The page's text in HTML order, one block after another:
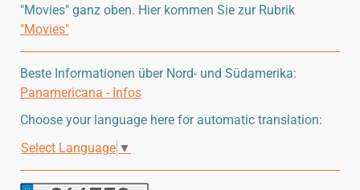
"Movies" ganz oben. Hier kommen Sie zur Rubrik
"Movies"
Beste Informationen über Nord- und Südamerika:
Panamericana - Infos
Choose your language here for automatic translation:
Select Language ▼